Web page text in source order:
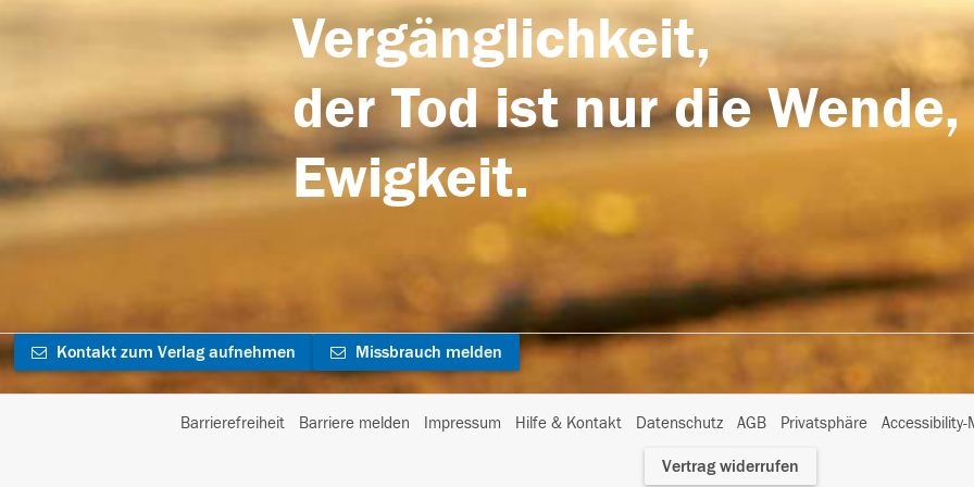
Vergänglichkeit,
der Tod ist nur die
Ewigkeit.
Kontakt zum Verlag aufnehmen Missbrauch melden
Barrierefreiheit Barriere melden Impressum Hilfe & Kontakt Datenschutz AGB Privatsphäre
I
Vertrag widerrufen